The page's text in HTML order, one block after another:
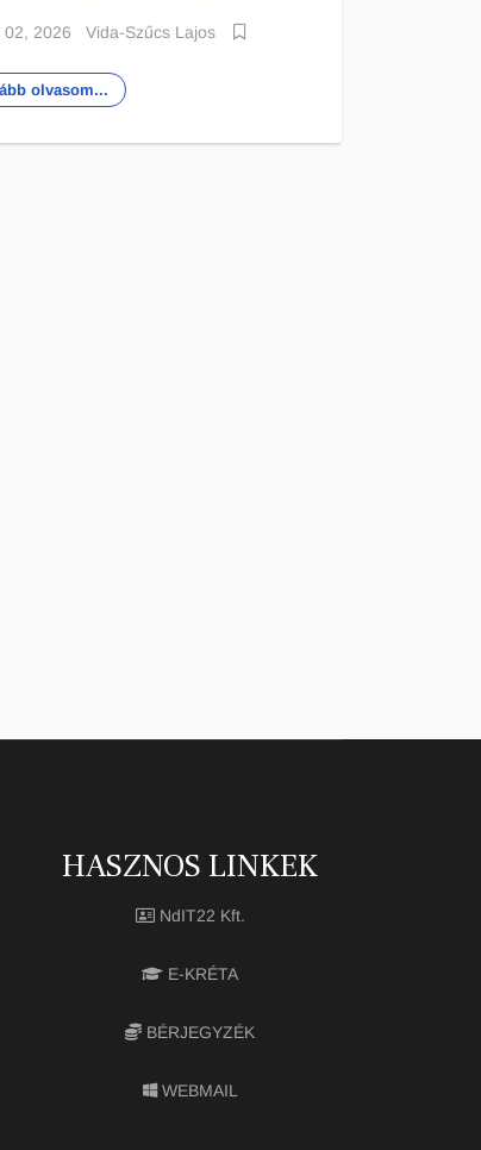
02, 2026 Vida-Szűcs Lajos
olvasom...
HASZNOS LINKEK
NdIT22 Kft.
E-KRÉTA
BÉRJEGYZÉK
WEBMAIL